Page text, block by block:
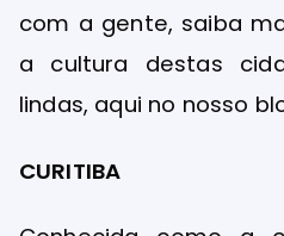
com a gente, saiba
a cultura destas
lindas, aqui no nosso
CURITIBA